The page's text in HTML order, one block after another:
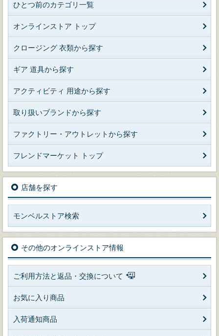
ひとつ前のカテゴリ一覧
オンラインストア トップ
クロージング 衣類から探す
ギア 道具から探す
アクティビティ 用途から探す
取り扱いブランドから探す
ファクトリー・アウトレットから探す
フレンドマーケット トップ
店舗を探す
モンベルストア検索
その他のオンラインストア情報
ご利用方法と返品・交換について
お気に入り商品
入荷通知商品